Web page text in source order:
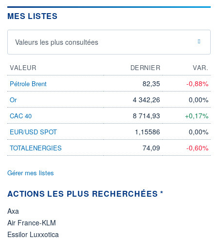
07.04.26 / 17:15:25
Non éligible
Boursobank
MES LISTES
Valeurs les plus consultées
VALEUR DERNIER
VAR.
Pétrole Brent
82,35 -0,88%
Or 4 342,26 0,00%
CAC 40 8 714,93 +0,17%
EUR/USD SPOT 1,15586 0,00%
TOTALENERGIES 74,09 -0,60%
Gérer mes listes
ACTIONS LES PLUS RECHERCHÉES *
Axa
Air France-KLM
Essilor Luxxotica